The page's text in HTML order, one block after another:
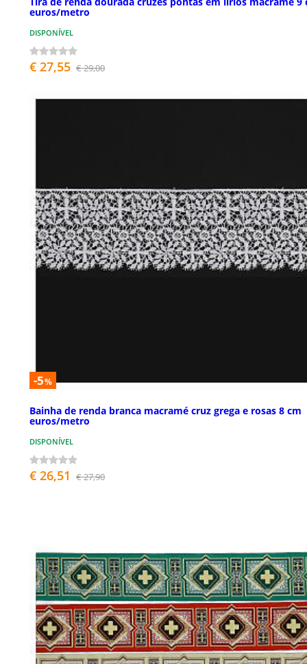
euros/metro
DISPONÍVEL
€ 27,55 € 29,00
-5%
Bainha de renda branca macramé cruz grega e rosas 8 cm
euros/metro
DISPONÍVEL
€ 26,51 € 27,90